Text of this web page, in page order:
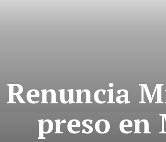
Renuncia
preso en